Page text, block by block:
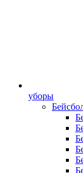
уборы